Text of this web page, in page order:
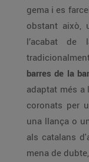
gema i es
obstant això,
l’acabat de
barres de la
adaptat més a
coronats per
una llança o
als catalans
mena de